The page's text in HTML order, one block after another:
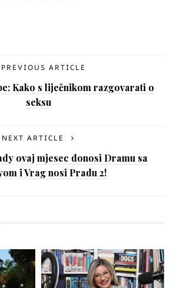
PREVIOUS ARTICLE
Kako s liječnikom razgovarati o
seksu
NEXT ARTICLE
ovaj mjesec donosi Dramu sa
i Vrag nosi Pradu 2!